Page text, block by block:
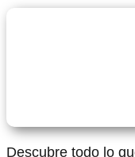
Descubre todo lo